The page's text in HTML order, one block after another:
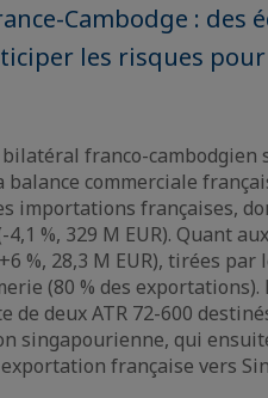
Cambodge : des
les risques
franco-cambodgien
balance commerciale
importations françaises,
%, 329 M EUR). Quant
%, 28,3 M EUR), tirées par
(80 % des
deux ATR 72-600
singapourienne, qui
française vers